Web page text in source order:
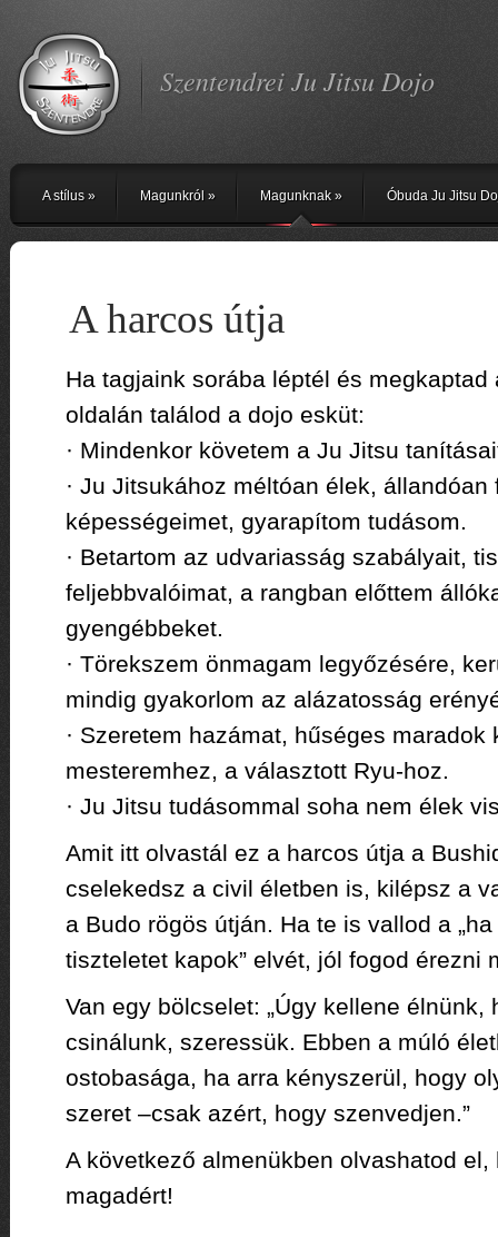
Szentendrei Ju Jitsu Dojo
A stílus» Magunkról » Magunknak» Óbuda Ju Jitsu
A harcos útja
Ha tagjaink sorába léptél és
oldalán találod a dojo esküt:
· Mindenkor követem a Ju Jitsu
· Ju Jitsukához méltóan élek, állandóan
képességeimet, gyarapítom tudásom.
· Betartom az udvariasság szabályait,
feljebbvalóimat, a rangban előttem
gyengébbeket.
· Törekszem önmagam legyőzésére,
mindig gyakorlom az alázatosság
· Szeretem hazámat, hűséges maradok
mesteremhez, a választott Ryu-hoz.
· Ju Jitsu tudásommal soha nem élek
Amit itt olvastál ez a harcos útja a
cselekedsz a civil életben is, kilépsz a
a Budo rögös útján. Ha te is vallod a
tiszteletet kapok” elvét, jól fogod érezni
Van egy bölcselet: „Úgy kellene élnünk,
csinálunk, szeressük. Ebben a múló
ostobasága, ha arra kényszerül, hogy
szeret –csak azért, hogy szenvedjen.”
A következő almenükben olvashatod el,
magadért!